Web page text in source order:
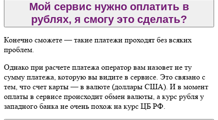
Мой сервис нужно оплатить в
рублях, я смогу это сделать?
Конечно сможете — такие платежи проходят без всяких
проблем.
Однако при расчете платежа оператор вам назовет не ту
сумму платежа, которую вы видите в сервисе. Это связано с
тем, что счет карты — в валюте (доллары США). И в момент
оплаты в сервисе происходит обмен валюты, а курс рубля у
западного банка не очень похож на курс ЦБ РФ.